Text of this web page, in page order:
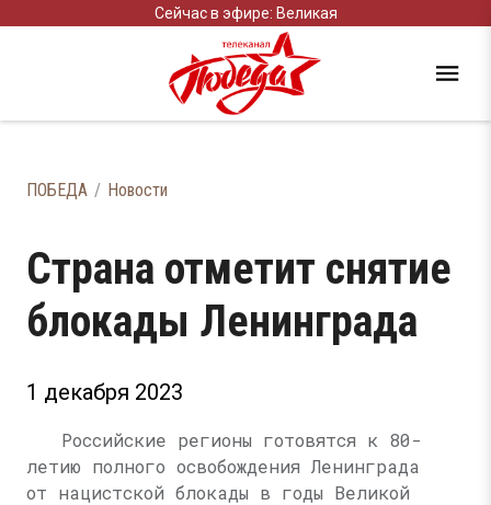
Сейчас в эфире: Великая
ПОБЕДА Новости
Страна отметит снятие
блокады Ленинграда
1 декабря 2023
Российские регионы готовятся к 80-
летию полного освобождения Ленинграда
от нацистской блокады в годы Великой